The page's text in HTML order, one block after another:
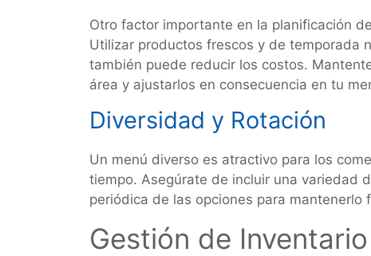
Otro factor importante en la planificación
Utilizar productos frescos y de temporada
también puede reducir los costos.
área y ajustarlos en consecuencia en tu
Diversidad y Rotación
Un menú diverso es atractivo para los
tiempo. Asegúrate de incluir una variedad
periódica de las opciones para mantenerlo
Gestión de